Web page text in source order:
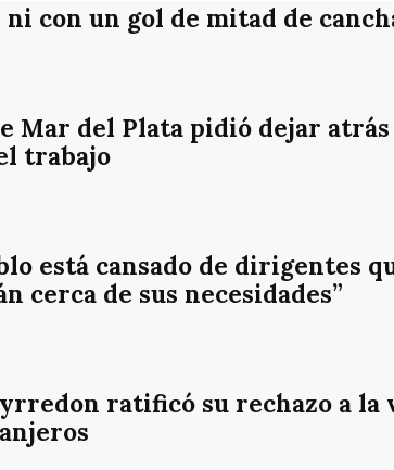
con un gol de mitad de
Mar del Plata pidió dejar
trabajo
está cansado de dirigentes
cerca de sus necesidades”
ratificó su rechazo a la